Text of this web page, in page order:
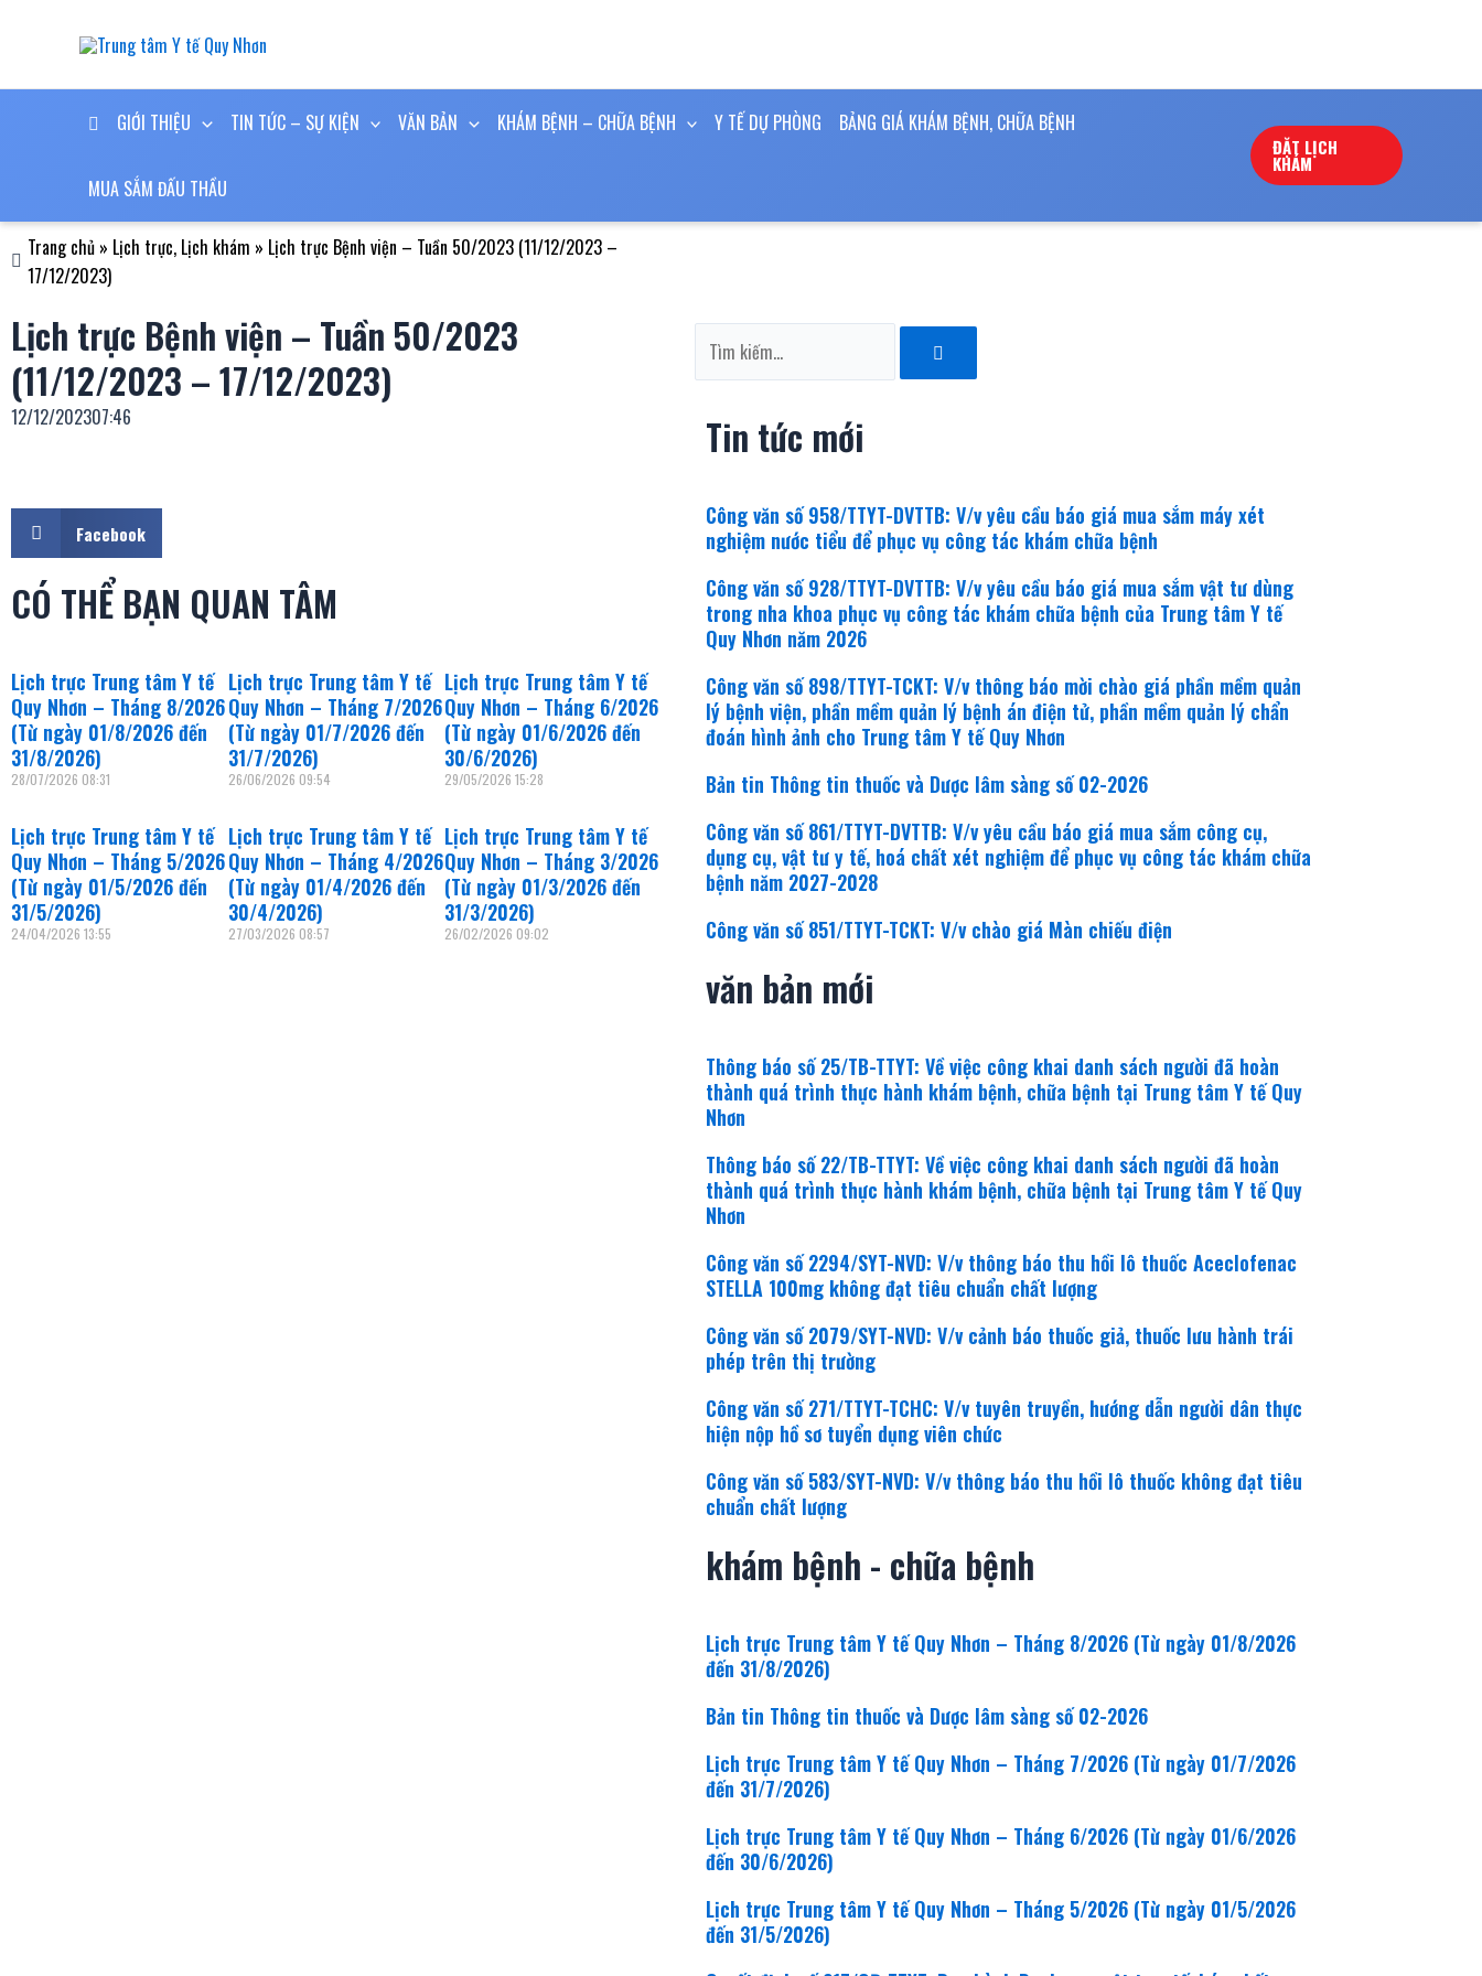
GIỚI THIỆU
TIN TỨC – SỰ KIỆN VĂN BẢN KHÁM BỆNH – CHỮA BỆNH Y TẾ DỰ PHÒNG BẢNG GIÁ KHÁM BỆNH, CHỮA BỆNH
MUA SẮM ĐẤU THẦU
ĐẶT LỊCH
KHÁM
Trang chủ » Lịch trực, Lịch khám » Lịch trực Bệnh viện – Tuần 50/2023 (11/12/2023 –
17/12/2023)
Lịch trực Bệnh viện – Tuần 50/2023
(11/12/2023 – 17/12/2023)
12/12/202307:46
Facebook
CÓ THỂ BẠN QUAN TÂM
Lịch trực Trung tâm Y tế
Quy Nhơn – Tháng 8/2026
(Từ ngày 01/8/2026 đến
31/8/2026)
28/07/2026 08:31
Lịch trực Trung tâm Y tế
Quy Nhơn – Tháng 7/2026
(Từ ngày 01/7/2026 đến
31/7/2026)
26/06/2026 09:54
Lịch trực Trung tâm Y tế
Quy Nhơn – Tháng 6/2026
(Từ ngày 01/6/2026 đến
30/6/2026)
29/05/202615:28
Lịch trực Trung tâm Y tế
Quy Nhơn – Tháng 5/2026
(Từ ngày 01/5/2026 đến
31/5/2026)
24/04/2026 13:55
Lịch trực Trung tâm Y tế
Quy Nhơn – Tháng 4/2026
(Từ ngày 01/4/2026 đến
30/4/2026)
27/03/2026 08:57
Lịch trực Trung tâm Y tế
Quy Nhơn – Tháng 3/2026
(Từ ngày 01/3/2026 đến
31/3/2026)
26/02/2026 09:02
kiếm
Tin tức mới
Công văn số 958/TTYT-DVTTB: V/v yêu cầu báo giá mua sắm máy xét
nghiệm nước tiểu để phục vụ công tác khám chữa bệnh
Công văn số 928/TTYT-DVTTB: V/v yêu cầu báo giá mua sắm vật tư dùng
trong nha khoa phục vụ công tác khám chữa bệnh của Trung tâm Y tế
Quy Nhơn năm 2026
Công văn số 898/TTYT-TCKT: V/v thông báo mời chào giá phần mềm quản
lý bệnh viện, phần mềm quản lý bệnh án điện tử, phần mềm quản lý chẩn
đoán hình ảnh cho Trung tâm Y tế Quy Nhơn
Bản tin Thông tin thuốc và Dược lâm sàng số 02-2026
Công văn số 861/TTYT-DVTTB: V/v yêu cầu báo giá mua sắm công cụ,
dụng cụ, vật tư y tế, hoá chất xét nghiệm để phục vụ công tác khám chữa
bệnh năm 2027-2028
Công văn số 851/TTYT-TCKT: V/v chào giá Màn chiếu điện
văn bản mới
Thông báo số 25/TB-TTYT: Về việc công khai danh sách người đã hoàn
thành quá trình thực hành khám bệnh, chữa bệnh tại Trung tâm Y tế Quy
Nhơn
Thông báo số 22/TB-TTYT: Về việc công khai danh sách người đã hoàn
thành quá trình thực hành khám bệnh, chữa bệnh tại Trung tâm Y tế Quy
Nhơn
Công văn số 2294/SYT-NVD: V/v thông báo thu hồi lô thuốc Aceclofenac
STELLA 100mg không đạt tiêu chuẩn chất lượng
Công văn số 2079/SYT-NVD: V/v cảnh báo thuốc giả, thuốc lưu hành trái
phép trên thị trường
Công văn số 271/TTYT-TCHC: V/v tuyên truyền, hướng dẫn người dân thực
hiện nộp hồ sơ tuyển dụng viên chức
Công văn số 583/SYT-NVD: V/v thông báo thu hồi lô thuốc không đạt tiêu
chuẩn chất lượng
khám bệnh - chữa bệnh
Lịch trực Trung tâm Y tế Quy Nhơn – Tháng 8/2026 (Từ ngày 01/8/2026
đến 31/8/2026)
Bản tin Thông tin thuốc và Dược lâm sàng số 02-2026
Lịch trực Trung tâm Y tế Quy Nhơn – Tháng 7/2026 (Từ ngày 01/7/2026
đến 31/7/2026)
Lịch trực Trung tâm Y tế Quy Nhơn – Tháng 6/2026 (Từ ngày 01/6/2026
đến 30/6/2026)
Lịch trực Trung tâm Y tế Quy Nhơn – Tháng 5/2026 (Từ ngày 01/5/2026
đến 31/5/2026)